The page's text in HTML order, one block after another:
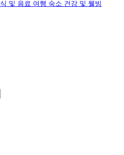
및 음료 여행 숙소 건강 및 웰빙